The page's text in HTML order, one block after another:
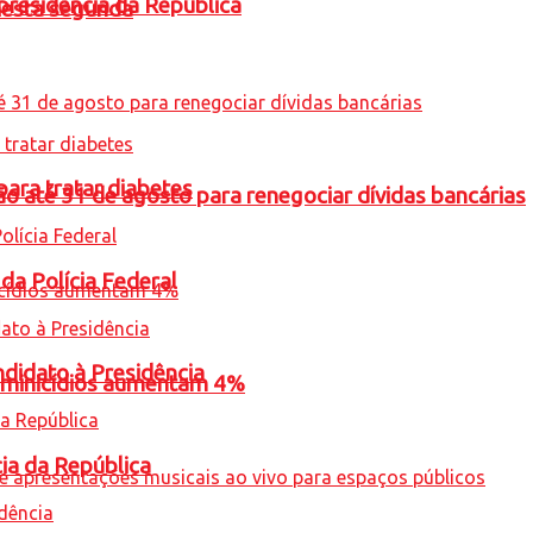
segunda
até 31 de agosto para renegociar dívidas bancárias
aumentam 4%
tratar diabetes
Polícia Federal
à Presidência
da República